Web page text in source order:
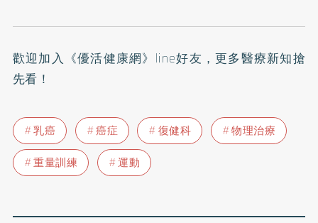
歡迎加入 《優活健康網》line好友 ，更多醫療新知搶
先看！
乳癌 癌症 復健科
物理治療
重量訓練
運動